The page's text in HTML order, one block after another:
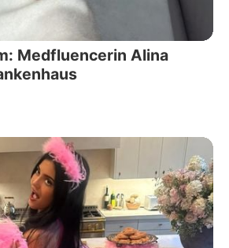
Medfluencerin Alina